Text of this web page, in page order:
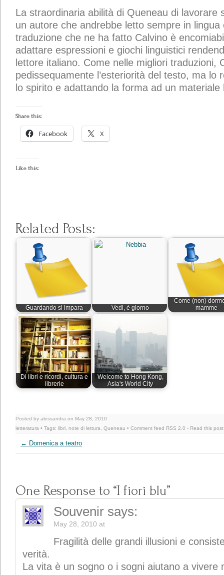
La straordinaria abilità di Queneau di lavorare
un autore che andrebbe letto sempre in lingua
traduzione che ne ha fatto Calvino è
adattare espressioni e giochi linguistici
lettore italiano. Come nelle migliori traduzioni,
pedissequamente l’esteriorità del testo, ma lo
lo spirito e adattando la forma ad un materiale
Share this:
Facebook X
Like this:
Related Posts:
Guardando si impara Vedi, è giorno
Come (non)
mamme
Di libri e ricordi, cultura e
librerie
Welcome to Hong Kong,
Asia's World City
Posted by alessandra on May 28, 2010
letteratura • Tags: libri note di lettura Queneau • Comment feed RSS 2.0 - Read this post
← Domenica a teatro
One Response to “I fiori blu”
Souvenir says:
May 28, 2010 at
Fragilità delle grandi illusioni e
verità.
La vita è un sogno o i sogni aiutano a vivere